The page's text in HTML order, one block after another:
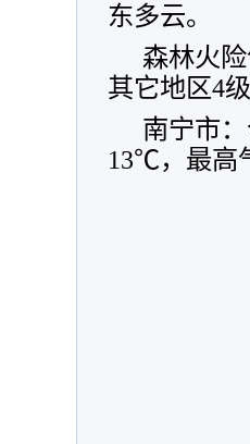
东多云。
森林火
其它地区4
南宁市
13℃，最高